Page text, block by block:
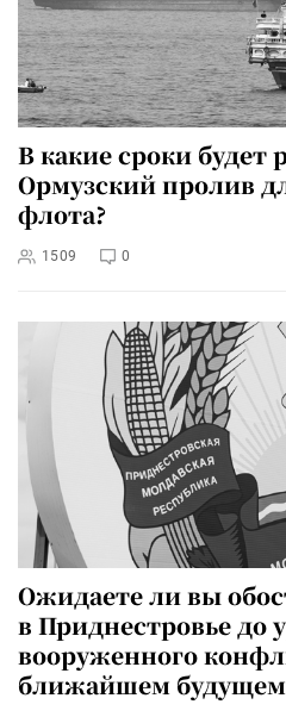
В какие сроки будет
Ормузский пролив
флота?
1509 0
Ожидаете ли вы
в Приднестровье до
вооруженного
ближайшем